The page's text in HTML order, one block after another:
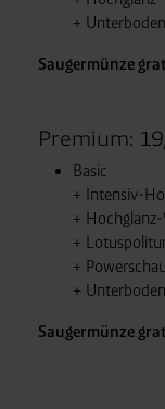
+
Saugermünze
Premium:
Basic
+ Intensiv-
+
+
+
+
Saugermünze